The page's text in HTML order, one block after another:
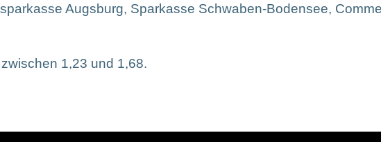
Augsburg, Sparkasse Schwaben-Bodensee,
1,23 und 1,68.